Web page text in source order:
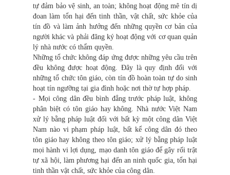
tự đảm bảo vệ sinh, an toàn; không hoạt động mê tín dị
đoan làm tổn hại đến tinh thần, vật chất, sức khỏe của
tín đồ và làm ảnh hưởng đến những quyền cơ bản của
người khác và phải đăng ký hoạt động với cơ quan quản
lý nhà nước có thẩm quyền.
Những tổ chức không đáp ứng được những yêu cầu trên
đều không được hoạt động. Đây là quy định đối với
những tổ chức tôn giáo, còn tín đồ hoàn toàn tự do sinh
hoạt tín ngưỡng tại gia đình hoặc nơi thờ tự hợp pháp.
- Mọi công dân đều bình đẳng trước pháp luật, không
phân biệt có tôn giáo hay không. Nhà nước Việt Nam
xử lý bằng pháp luật đối với bất kỳ một công dân Việt
Nam nào vi phạm pháp luật, bất kể công dân đó theo
tôn giáo hay không theo tôn giáo; xử lý bằng pháp luật
mọi hành vi lợi dụng, mạo danh tôn giáo để gây rối trật
tự xã hội, làm phương hại đến an ninh quốc gia, tổn hại
tinh thần vật chất, sức khỏe của công dân.